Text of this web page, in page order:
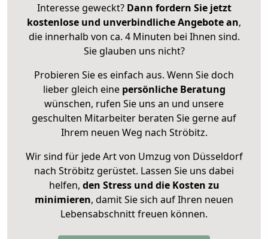
Interesse geweckt? Dann fordern Sie jetzt
kostenlose und unverbindliche Angebote an,
die innerhalb von ca. 4 Minuten bei Ihnen sind.
Sie glauben uns nicht?
Probieren Sie es einfach aus. Wenn Sie doch
lieber gleich eine persönliche Beratung
wünschen, rufen Sie uns an und unsere
geschulten Mitarbeiter beraten Sie gerne auf
Ihrem neuen Weg nach Ströbitz.
Wir sind für jede Art von Umzug von Düsseldorf
nach Ströbitz gerüstet. Lassen Sie uns dabei
helfen, den Stress und die Kosten zu
minimieren, damit Sie sich auf Ihren neuen
Lebensabschnitt freuen können.